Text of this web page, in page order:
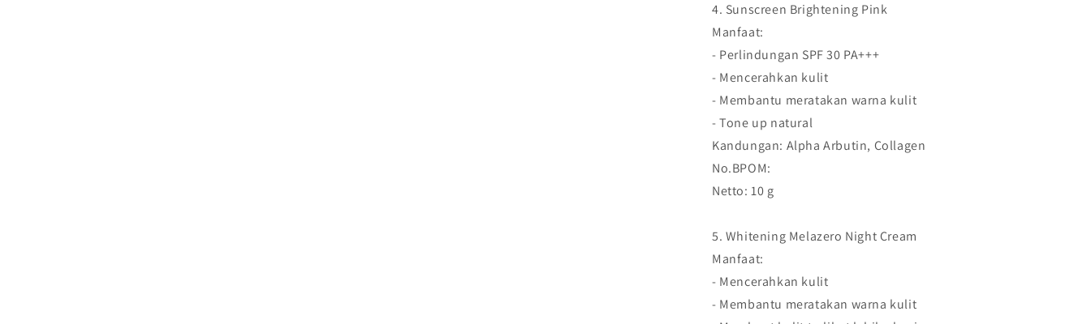
4. Sunscreen Brightening Pink
Manfaat:
- Perlindungan SPF 30 PA+++
- Mencerahkan kulit
- Membantu meratakan warna kulit
- Tone up natural
Kandungan: Alpha Arbutin, Collagen
No.BPOM:
Netto: 10 g
5. Whitening Melazero Night Cream
Manfaat:
- Mencerahkan kulit
- Membantu meratakan warna kulit